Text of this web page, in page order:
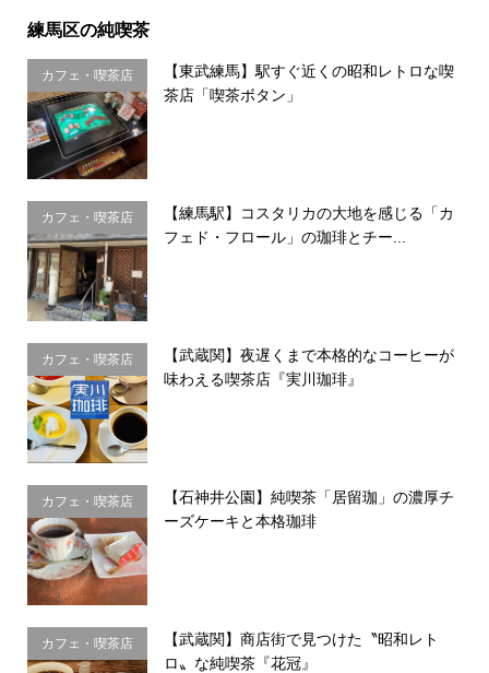
練馬区の純喫茶
カフェ・喫茶店
【東武練馬】駅すぐ近くの昭和レトロな喫
茶店「喫茶ボタン」
カフェ・喫茶店
【練馬駅】コスタリカの大地を感じる「カ
フェド・フロール」の珈琲とチー...
カフェ・喫茶店
【武蔵関】夜遅くまで本格的なコーヒーが
味わえる喫茶店『実川珈琲』
カフェ・喫茶店
【石神井公園】純喫茶「居留珈」の濃厚チ
ーズケーキと本格珈琲
カフェ・喫茶店
【武蔵関】商店街で見つけた〝昭和レト
ロ〟な純喫茶『花冠』